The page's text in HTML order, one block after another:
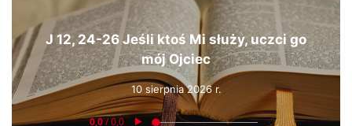
J 12, 24-26 Jeśli ktoś Mi służy, uczci go
mój Ojciec
10 sierpnia 2026 r.